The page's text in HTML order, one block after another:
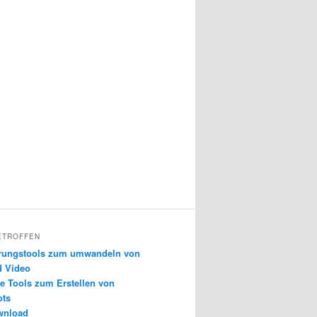
zum umwandeln von
Video
Tools zum Erstellen von